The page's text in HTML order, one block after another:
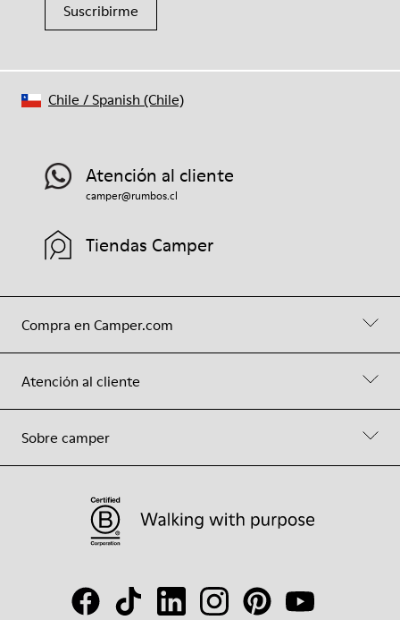
Suscribirme
Compra en Camper.com
Atención al cliente
Sobre camper
Atención al cliente
camper@rumbos.cl
Tiendas Camper
Chile /Spanish (Chile)